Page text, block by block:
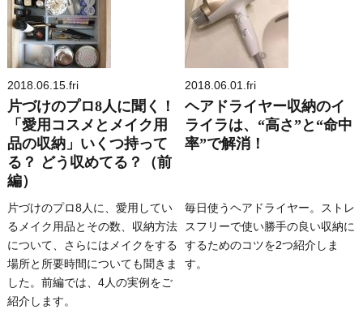
2018.06.15.fri
片づけのプロ8人に聞く！
「愛用コスメとメイク用
品の収納」いくつ持って
る？ どう収めてる？（前
編）
片づけのプロ8人に、愛用してい
るメイク用品とその数、収納方法
について、さらにはメイクをする
場所と所要時間についても聞きま
した。前編では、4人の実例をご
紹介します。
2018.06.01.fri
ヘアドライヤー収納のイ
ライラは、“高さ”と“命中
率”で解消！
毎日使うヘアドライヤー。ストレ
スフリーで使い勝手の良い収納に
するためのコツを2つ紹介しま
す。